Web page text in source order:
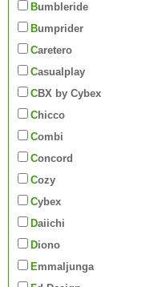
Bumbleride
Bumprider
Caretero
Casualplay
CBX by Cybex
Chicco
Combi
Concord
Cozy
Cybex
Daiichi
Diono
Emmaljunga